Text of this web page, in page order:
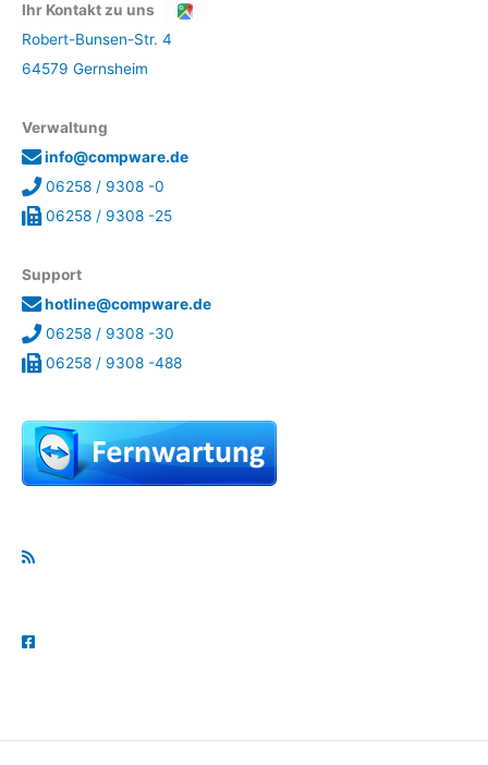
Ihr Kontakt zu uns
Robert-Bunsen-Str. 4
64579 Gernsheim
Verwaltung
info@compware.de
06258 / 9308 -0
06258 / 9308 -25
Support
hotline@compware.de
06258 / 9308 -30
06258 / 9308 -488